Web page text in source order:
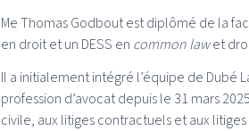
Me Thomas Godbout est diplômé de la
en droit et un DESS en common lawet
Il a initialement intégré l’équipe de Dubé
profession d’avocat depuis le 31 mars
civile, aux litiges contractuels et aux